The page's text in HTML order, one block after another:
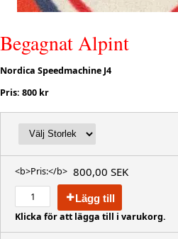
Begagnat Alpint
Nordica Speedmachine J4
Pris: 800 kr
<b>Pris:</b> 800,00 SEK
Lägg till
Klicka för att lägga till i varukorg.